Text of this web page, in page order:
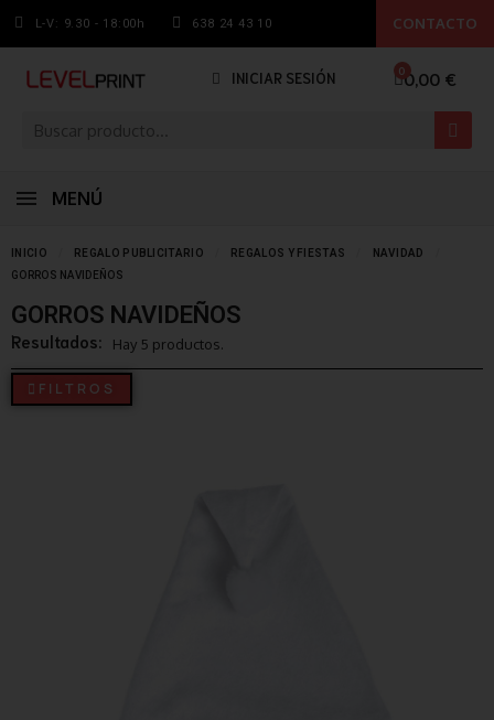
L-V: 9.30 - 18:00h 638 24 43 10 CONTACTO
INICIAR SESIÓN 0,00 €
MENÚ
INICIO REGALO PUBLICITARIO REGALOS Y FIESTAS
NAVIDAD
GORROS NAVIDEÑOS
GORROS NAVIDEÑOS
Resultados: Hay 5 productos.
FILTROS